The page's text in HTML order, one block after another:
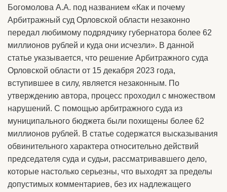
Богомолова А.А. под названием «Как и почему
Арбитражный суд Орловской области незаконно
передал любимому подрядчику губернатора более 62
миллионов рублей и куда они исчезли». В данной
статье указывается, что решение Арбитражного суда
Орловской области от 15 декабря 2023 года,
вступившее в силу, является незаконным. По
утверждению автора, процесс проходил с множеством
нарушений. С помощью арбитражного суда из
муниципального бюджета были похищены более 62
миллионов рублей. В статье содержатся высказывания
обвинительного характера относительно действий
председателя суда и судьи, рассматривавшего дело,
которые настолько серьезны, что выходят за пределы
допустимых комментариев, без их надлежащего